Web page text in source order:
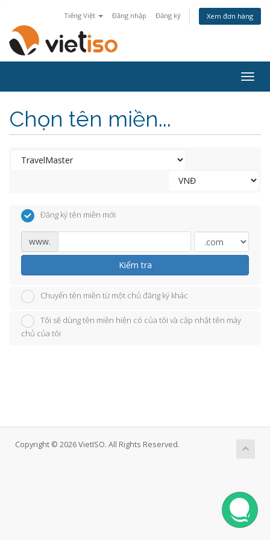
Tiếng Việt Đăng nhập Đăng ký Xem đơn hàng
Chọn tên miền...
Đăng ký tên miền mới
www.
Kiểm tra
Chuyển tên miền từ một chủ đăng ký khác
Tôi sẽ dùng tên miền hiện có của tôi và cập nhật tên máy
chủ của tôi
Copyright © 2026 VietISO. All Rights Reserved.